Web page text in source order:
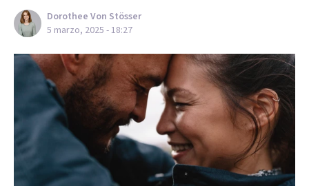
Dorothee Von Stösser
5 marzo, 2025 - 18:27